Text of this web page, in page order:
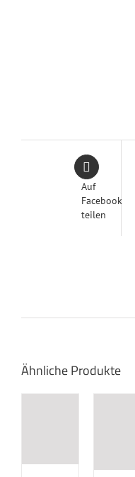
Auf
Facebook
teilen
Ähnliche Produkte